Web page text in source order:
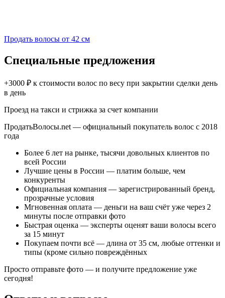
Продать волосы от 42 см
Специальные предложения
+3000 ₽ к стоимости волос по весу при закрытии сделки день
в день
Проезд на такси и стрижка за счет компании
ПродатьВолосы.net — официальный покупатель волос c 2018
года
Более 6 лет на рынке, тысячи довольных клиентов по
всей России
Лучшие цены в России — платим больше, чем
конкуренты
Официальная компания — зарегистрированный бренд,
прозрачные условия
Мгновенная оплата — деньги на ваш счёт уже через 2
минуты после отправки фото
Быстрая оценка — эксперты оценят ваши волосы всего
за 15 минут
Покупаем почти всё — длина от 35 см, любые оттенки и
типы (кроме сильно повреждённых
Просто отправьте фото — и получите предложение уже
сегодня!